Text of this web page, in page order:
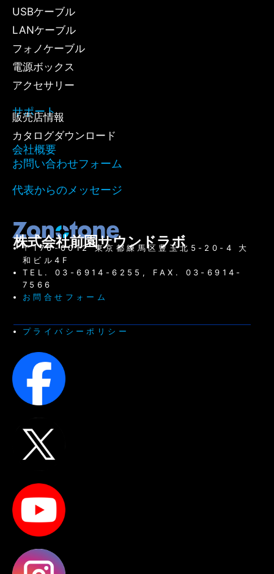
USBケーブル
LANケーブル
フォノケーブル
電源ボックス
アクセサリー
サポート
販売店情報
カタログダウンロード
会社概要
お問い合わせフォーム
代表からのメッセージ
株式会社前園サウンドラボ
〒176-0012 東京都練馬区豊玉北5-20-4 大
和ビル4F
TEL. 03-6914-6255, FAX. 03-6914-
7566
お問合せフォーム
プライバシーポリシー